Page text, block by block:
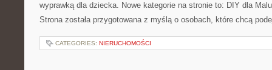
wyprawką dla dziecka. Nowe kategorie na stronie to: DIY dla
Strona została przygotowana z myślą o osobach, które chcą
CATEGORIES: NIERUCHOMOŚCI